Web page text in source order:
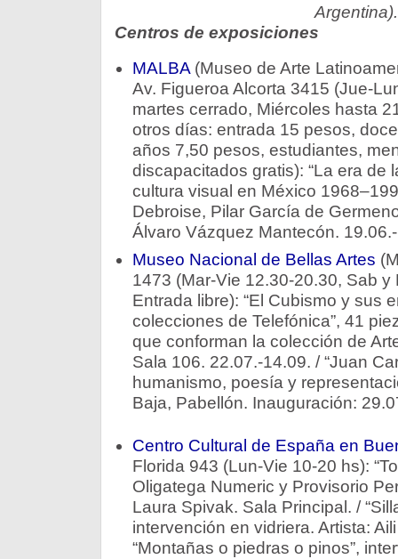
Argentina).
Centros de exposiciones
MALBA(Museo de Arte
Av. Figueroa Alcorta 3415 (Jue-
martes cerrado, Miércoles hasta
otros días: entrada 15 pesos,
años 7,50 pesos, estudiantes,
discapacitados gratis): “La era de
cultura visual en México
Debroise, Pilar García de
Álvaro Vázquez Mantecón.
Museo Nacional de Bellas Artes
1473 (Mar-Vie 12.30-20.30, Sab y
Entrada libre): “El Cubismo y sus
colecciones de Telefónica”, 41
que conforman la colección de
Sala 106. 22.07.-14.09. / “Juan
humanismo, poesía y
Baja, Pabellón. Inauguración:
Centro Cultural de España en
Florida 943 (Lun-Vie 10-20 hs):
Oligatega Numeric y Provisorio
Laura Spivak. Sala Principal. /
intervención en vidriera. Artista:
“Montañas o piedras o pinos”,